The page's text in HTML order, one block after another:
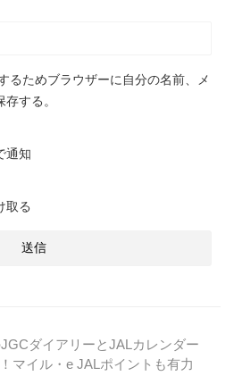
るためブラウザーに自分の名前、メ
する。
通知
取る
ダイアリーとJALカレンダー
マイル・e JALポイントも有力